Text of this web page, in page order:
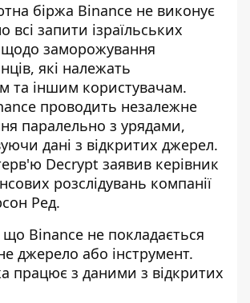
біржа Binance не виконує
всі запити ізраїльських
щодо заморожування
які належать
та іншим користувачам.
проводить незалежне
паралельно з урядами,
дані з відкритих джерел.
Decrypt заявив керівник
розслідувань компанії
Ред.
що Binance не покладається
джерело або інструмент.
працює з даними з відкритих